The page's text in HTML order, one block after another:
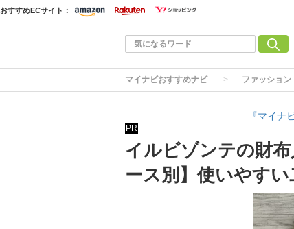
おすすめECサイト：
マイナビおすすめナビ ファッション
『マイナ
PR
イルビゾンテの財
ース別】使いやす